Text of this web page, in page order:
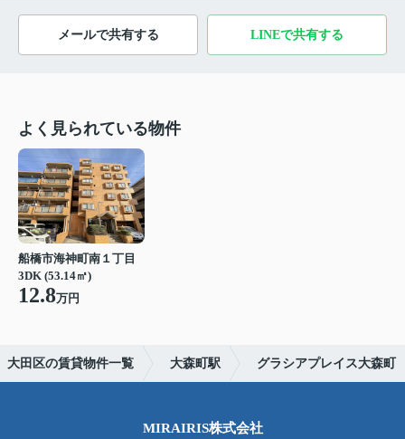
メールで共有する LINEで共有する
よく見られている物件
船橋市海神町南１丁目
3DK (53.14㎡)
12.8万円
大田区の賃貸物件一覧 大森町駅 グラシアプレイス大森町
MIRAIRIS株式会社